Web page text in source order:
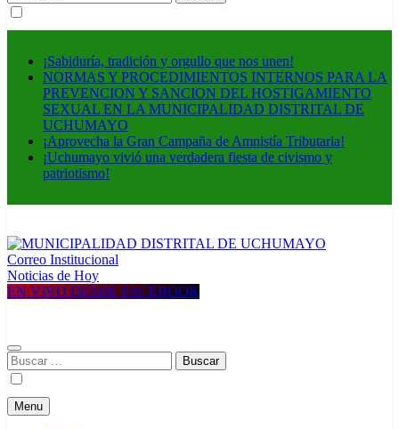
¡Sabiduría, tradición y orgullo que nos unen!
NORMAS Y PROCEDIMIENTOS INTERNOS PARA LA
PREVENCION Y SANCION DEL HOSTIGAMIENTO
SEXUAL EN LA MUNICIPALIDAD DISTRITAL DE
UCHUMAYO
¡Aprovecha la Gran Campaña de Amnistía Tributaria!
¡Uchumayo vivió una verdadera fiesta de civismo y
patriotismo!
MUNICIPALIDAD DISTRITAL DE UCHUMAYO
Construyendo una nueva Historia
Correo Institucional
Noticias de Hoy
EN VIVO DESDE FACEBOOK
Buscar:
Menu